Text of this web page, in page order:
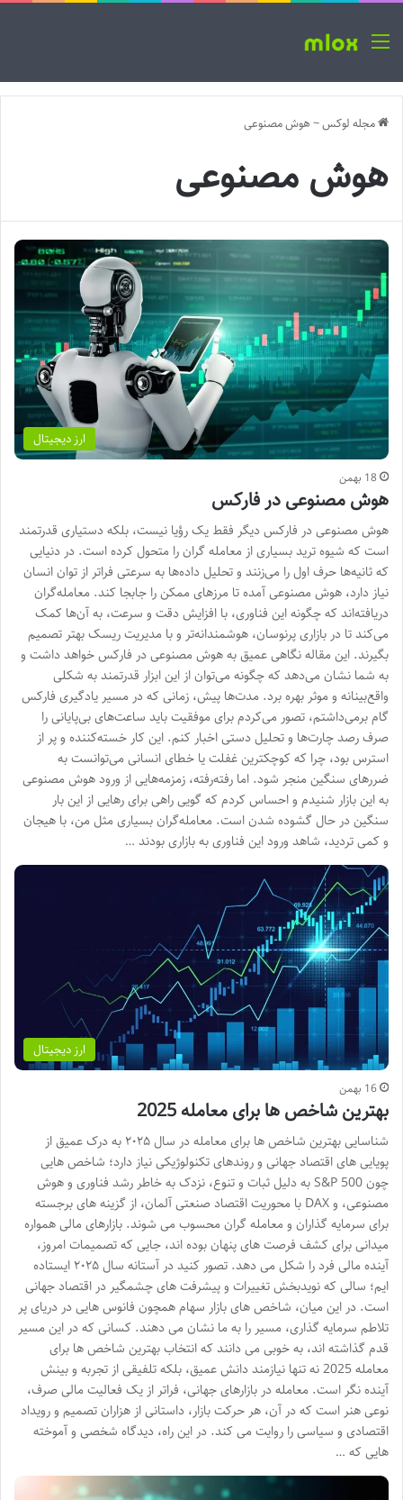
منو
مجله لوکس~ هوش مصنوعی
هوش مصنوعی
ارز دیجیتال
18 بهمن
هوش مصنوعی در فارکس
هوش مصنوعی در فارکس دیگر فقط یک رؤیا نیست، بلکه دستیاری قدرتمند
است که شیوه ترید بسیاری از معامله گران را متحول کرده است. در دنیایی
که ثانیه‌ها حرف اول را می‌زنند و تحلیل داده‌ها به سرعتی فراتر از توان انسان
نیاز دارد، هوش مصنوعی آمده تا مرزهای ممکن را جابجا کند. معامله‌گران
دریافته‌اند که چگونه این فناوری، با افزایش دقت و سرعت، به آن‌ها کمک
می‌کند تا در بازاری پرنوسان، هوشمندانه‌تر و با مدیریت ریسک بهتر تصمیم
بگیرند. این مقاله نگاهی عمیق به هوش مصنوعی در فارکس خواهد داشت و
به شما نشان می‌دهد که چگونه می‌توان از این ابزار قدرتمند به شکلی
واقع‌بینانه و موثر بهره برد. مدت‌ها پیش، زمانی که در مسیر یادگیری فارکس
گام برمی‌داشتم، تصور می‌کردم برای موفقیت باید ساعت‌های بی‌پایانی را
صرف رصد چارت‌ها و تحلیل دستی اخبار کنم. این کار خسته‌کننده و پر از
استرس بود، چرا که کوچکترین غفلت یا خطای انسانی می‌توانست به
ضررهای سنگین منجر شود. اما رفته‌رفته، زمزمه‌هایی از ورود هوش مصنوعی
به این بازار شنیدم و احساس کردم که گویی راهی برای رهایی از این بار
سنگین در حال گشوده شدن است. معامله‌گران بسیاری مثل من، با هیجان
و کمی تردید، شاهد ورود این فناوری به بازاری بودند …
ارز دیجیتال
16 بهمن
بهترین شاخص ها برای معامله 2025
شناسایی بهترین شاخص ها برای معامله در سال ۲۰۲۵ به درک عمیق از
پویایی های اقتصاد جهانی و روندهای تکنولوژیکی نیاز دارد؛ شاخص هایی
چون S&P 500 به دلیل ثبات و تنوع، نزدک به خاطر رشد فناوری و هوش
مصنوعی، و DAX با محوریت اقتصاد صنعتی آلمان، از گزینه های برجسته
برای سرمایه گذاران و معامله گران محسوب می شوند. بازارهای مالی همواره
میدانی برای کشف فرصت های پنهان بوده اند، جایی که تصمیمات امروز،
آینده مالی فرد را شکل می دهد. تصور کنید در آستانه سال ۲۰۲۵ ایستاده
ایم؛ سالی که نویدبخش تغییرات و پیشرفت های چشمگیر در اقتصاد جهانی
است. در این میان، شاخص های بازار سهام همچون فانوس هایی در دریای پر
تلاطم سرمایه گذاری، مسیر را به ما نشان می دهند. کسانی که در این مسیر
قدم گذاشته اند، به خوبی می دانند که انتخاب بهترین شاخص ها برای
معامله 2025 نه تنها نیازمند دانش عمیق، بلکه تلفیقی از تجربه و بینش
آینده نگر است. معامله در بازارهای جهانی، فراتر از یک فعالیت مالی صرف،
نوعی هنر است که در آن، هر حرکت بازار، داستانی از هزاران تصمیم و رویداد
اقتصادی و سیاسی را روایت می کند. در این راه، دیدگاه شخصی و آموخته
هایی که …